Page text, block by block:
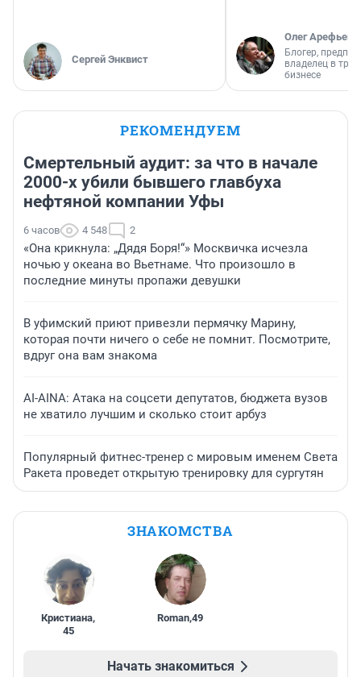
Сергей Энквист
Олег Арефьев
Блогер,
владелец в
бизнесе
РЕКОМЕНДУЕМ
Смертельный аудит: за что в начале
2000-х убили бывшего главбуха
нефтяной компании Уфы
6 часов 4 548 2
«Она крикнула: „Дядя Боря!“» Москвичка исчезла
ночью у океана во Вьетнаме. Что произошло в
последние минуты пропажи девушки
В уфимский приют привезли пермячку Марину,
которая почти ничего о себе не помнит. Посмотрите,
вдруг она вам знакома
AI-AINA: Атака на соцсети депутатов, бюджета вузов
не хватило лучшим и сколько стоит арбуз
Популярный фитнес-тренер с мировым именем Света
Ракета проведет открытую тренировку для сургутян
ЗНАКОМСТВА
Кристиана,
45
Roman,49
Начать знакомиться